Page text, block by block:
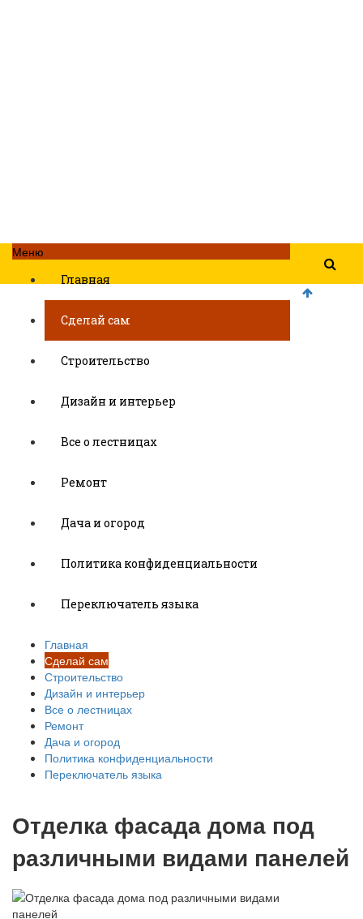
Меню
Главная
Сделай сам
Строительство
Дизайн и интерьер
Все о лестницах
Ремонт
Дача и огород
Политика конфиденциальности
Переключатель языка
Главная
Сделай сам
Строительство
Дизайн и интерьер
Все о лестницах
Ремонт
Дача и огород
Политика конфиденциальности
Переключатель языка
Отделка фасада дома под
различными видами панелей